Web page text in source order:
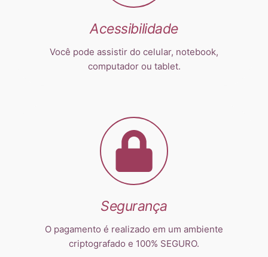
Acessibilidade
Você pode assistir do celular, notebook,
computador ou tablet.
Segurança
O pagamento é realizado em um ambiente
criptografado e 100% SEGURO.